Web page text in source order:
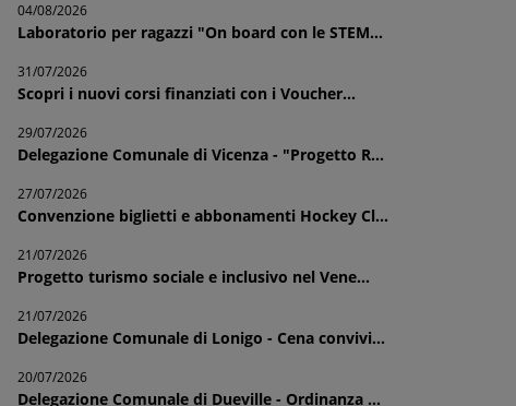
04/08/2026
Laboratorio per ragazzi "On board con le STEM...
31/07/2026
Scopri i nuovi corsi finanziati con i Voucher...
29/07/2026
Delegazione Comunale di Vicenza - "Progetto R...
27/07/2026
Convenzione biglietti e abbonamenti Hockey Cl...
21/07/2026
Progetto turismo sociale e inclusivo nel Vene...
21/07/2026
Delegazione Comunale di Lonigo - Cena convivi...
20/07/2026
Delegazione Comunale di Dueville - Ordinanza ...